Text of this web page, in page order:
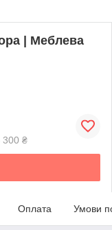
| Меблева
300 ₴
Оплата Умови